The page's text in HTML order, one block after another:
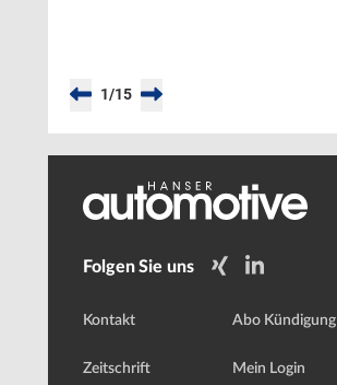
1/15
Folgen Sie uns
Kontakt
Zeitschrift
Abo Kündigung
Mein Login